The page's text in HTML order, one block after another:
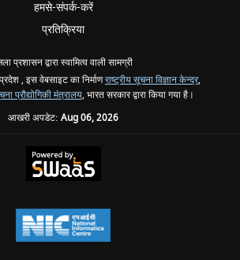
हमसे-संपर्क-करें
प्रतिक्रिया
प्रशासन द्वारा स्वामित्व वाली सामग्री
, इस वेबसाइट का निर्माणराष्ट्रीय सूचना विज्ञान केन्द्र,
प्रौद्योगिकी मंत्रालय, भारत सरकार द्वारा किया गया है।
आखरी अपडेट: Aug 06, 2026